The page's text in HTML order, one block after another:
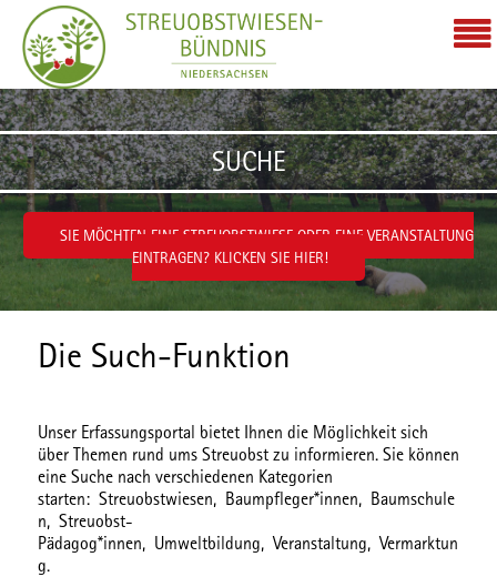
Zum Inhalt wechseln
SUCHE
SIE MÖCHTEN EINE STREUOBSTWIESE ODER EINE VERANSTALTUNG
EINTRAGEN? KLICKEN SIE HIER!
Die Such-Funktion
Unser Erfassungsportal bietet Ihnen die Möglichkeit sich
über Themen rund ums Streuobst zu informieren. Sie können
eine Suche nach verschiedenen Kategorien
starten: Streuobstwiesen, Baumpfleger*innen, Baumschule
n, Streuobst-
Pädagog*innen, Umweltbildung,Veranstaltung,Vermarktun
g.